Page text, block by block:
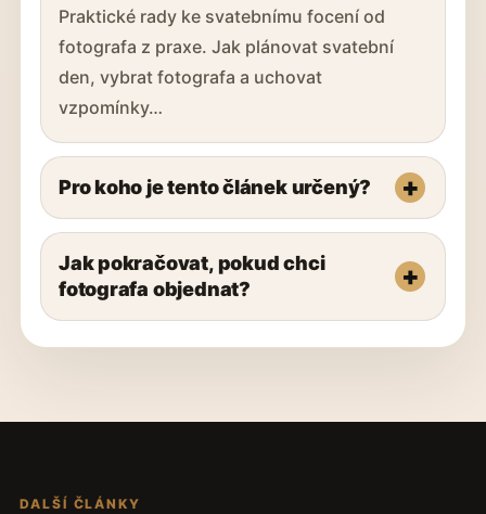
Praktické rady ke svatebnímu focení od
fotografa z praxe. Jak plánovat svatební
den, vybrat fotografa a uchovat
vzpomínky…
Pro koho je tento článek určený?
Jak pokračovat, pokud chci
fotografa objednat?
DALŠÍ ČLÁNKY